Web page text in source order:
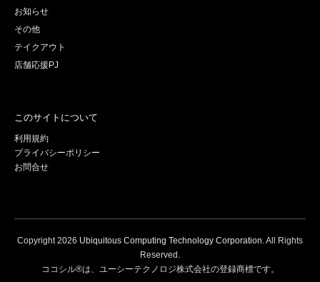
お知らせ
その他
テイクアウト
店舗応援PJ
このサイトについて
利用規約
プライバシーポリシー
お問合せ
Copyright2026 Ubiquitous Computing Technology Corporation. All Rights
Reserved.
ココシル®は、ユーシーテクノロジ株式会社の登録商標です。